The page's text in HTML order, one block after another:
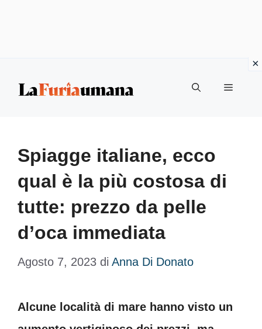
Menu
Spiagge italiane, ecco
qual è la più costosa di
tutte: prezzo da pelle
d’oca immediata
Agosto 7, 2023 di Anna Di Donato
Alcune località di mare hanno visto un